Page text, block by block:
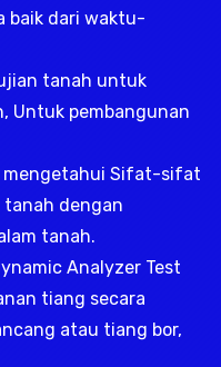
baik dari waktu-
tanah untuk
Untuk pembangunan
mengetahui Sifat-sifat
tanah dengan
tanah.
Analyzer Test
tiang secara
atau tiang bor,